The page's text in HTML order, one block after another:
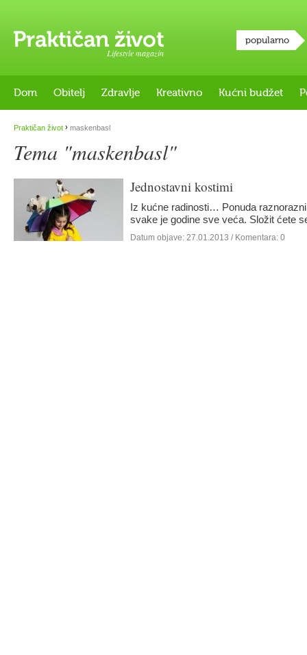
Lifestyle magazin
popularno
Dom Obitelj Zdravlje Kreativno Kućni budžet
Praktičan život › maskenbasl
Tema "maskenbasl"
Jednostavni kostimi
Iz kućne radinosti… Ponuda
svake je godine sve veća. Složit ćete
Datum objave: 27.01.2013 / Komentara: 0